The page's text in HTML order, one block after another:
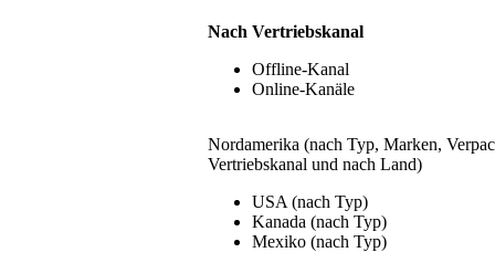
Nach Vertriebskanal
Offline-Kanal
Online-Kanäle
Nordamerika (nach Typ, Marken,
Vertriebskanal und nach Land)
USA (nach Typ)
Kanada (nach Typ)
Mexiko (nach Typ)